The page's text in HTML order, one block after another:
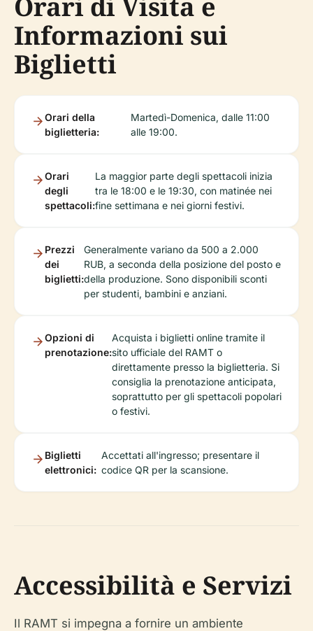
Informazioni sui
Biglietti
Orari della
biglietteria:
Martedì-Domenica, dalle 11:00
alle 19:00.
Orari
degli
spettacoli:
La maggior parte degli spettacoli inizia
tra le 18:00 e le 19:30, con matinée nei
fine settimana e nei giorni festivi.
Prezzi
dei
biglietti:
Generalmente variano da 500 a 2.000
RUB, a seconda della posizione del posto e
della produzione. Sono disponibili sconti
per studenti, bambini e anziani.
Opzioni di
prenotazione:
Acquista i biglietti online tramite il
sito ufficiale del RAMT o
direttamente presso la biglietteria. Si
consiglia la prenotazione anticipata,
soprattutto per gli spettacoli popolari
o festivi.
Biglietti
elettronici:
Accettati all'ingresso; presentare il
codice QR per la scansione.
Accessibilità e Servizi
Il RAMT si impegna a fornire un ambiente